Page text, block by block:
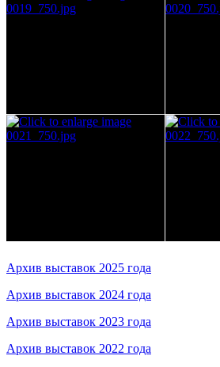
Архив выставок 2025 года
Архив выставок 2024 года
Архив выставок 2023 года
Архив выставок 2022 года